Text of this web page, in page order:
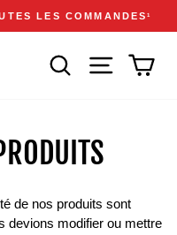
LES COMMANDES1
RECHERCHERNAVIGATION
de nos produits sont
devions modifier ou mettre